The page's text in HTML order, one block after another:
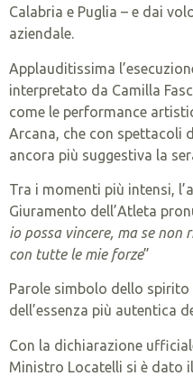
Calabria e Puglia – e dai
aziendale.
Applauditissima
interpretato da Camilla
come le performance
Arcana, che con spettacoli
ancora più suggestiva la
Tra i momenti più intensi,
Giuramento dell’Atleta
io possa vincere, ma se non
con tutte le mie forze”
Parole simbolo dello spirito
dell’essenza più autentica
Con la dichiarazione
Ministro Locatelli si è dato